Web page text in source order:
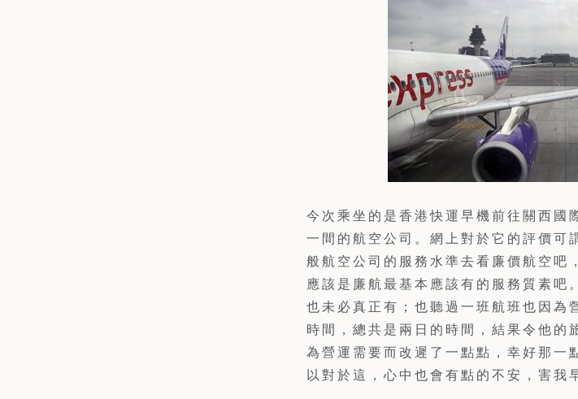
今次乘坐的是香港快運早機前往關西國
一間的航空公司。網上對於它的評價可
般航空公司的服務水準去看廉價航空吧
應該是廉航最基本應該有的服務質素吧
也未必真正有；也聽過一班航班也因為
時間，總共是兩日的時間，結果令他的
為營運需要而改遲了一點點，幸好那一
以對於這，心中也會有點的不安，害我